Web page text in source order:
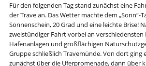
Für den folgenden Tag stand zunächst eine
der Trave an. Das Wetter machte dem „Sonn“-
Sonnenschein, 20 Grad und eine leichte Brise!
zweistündiger Fahrt vorbei an
Hafenanlagen und großflächigen
Gruppe schließlich Travemünde. Von dort ging
zunächst über die Uferpromenade, dann über